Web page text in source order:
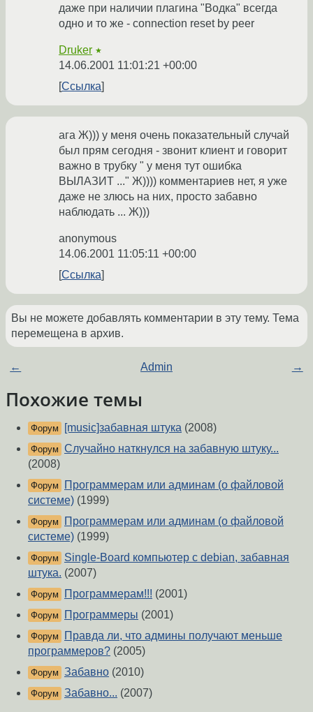
даже при наличии плагина "Водка" всегда
одно и то же - connection reset by peer
Druker ★
14.06.2001 11:01:21 +00:00
Ссылка
ага Ж))) у меня очень показательный случай
был прям сегодня - звонит клиент и говорит
важно в трубку " у меня тут ошибка
ВЫЛАЗИТ ..." Ж)))) комментариев нет, я уже
даже не злюсь на них, просто забавно
наблюдать ... Ж)))
anonymous
14.06.2001 11:05:11 +00:00
Ссылка
Вы не можете добавлять комментарии в эту тему. Тема
перемещена в архив.
← Admin →
Похожие темы
Форум [music]забавная штука (2008)
Форум Случайно наткнулся на забавную штуку...
(2008)
Форум
Программерам или админам (о файловой
системе) (1999)
Форум
Программерам или админам (о файловой
системе) (1999)
Форум
Single-Board компьютер с debian, забавная
штука. (2007)
Форум Программерам!!! (2001)
Форум Программеры (2001)
Форум
Правда ли, что админы получают меньше
программеров? (2005)
Форум Забавно (2010)
Форум Забавно... (2007)